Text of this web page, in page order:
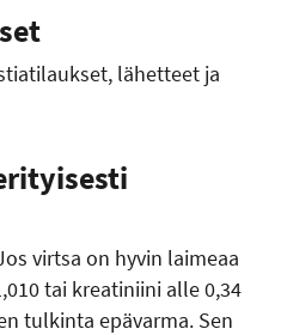
lähetteet ja
virtsa on hyvin laimeaa
tai kreatiniini alle 0,34
tulkinta epävarma. Sen